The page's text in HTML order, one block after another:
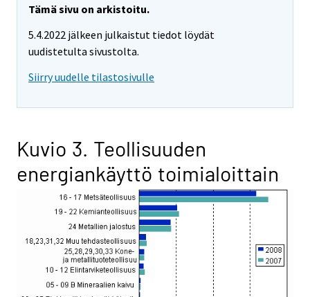
Tämä sivu on arkistoitu.
5.4.2022 jälkeen julkaistut tiedot löydät
uudistetulta sivustolta.
Siirry uudelle tilastosivulle
Kuvio 3. Teollisuuden
energiankäyttö toimialoittain